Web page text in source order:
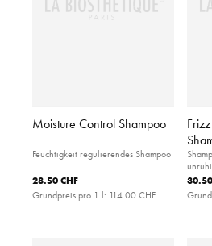
Moisture Control Shampoo
Feuchtigkeit regulierendes Shampoo
28.50 CHF
Grundpreis pro 1 l: 114.00 CHF